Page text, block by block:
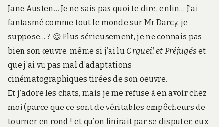
Jane Austen… Je ne sais pas quoi te dire, enfin… J’ai
fantasmé comme tout le monde sur Mr Darcy, je
suppose… ? 😉 Plus sérieusement, je ne connais pas
bien son œuvre, même si j’ai lu Orgueil et Préjugés et
que j’ai vu pas mal d’adaptations
cinématographiques tirées de son oeuvre.
Et j’adore les chats, mais je me refuse à en avoir chez
moi (parce que ce sont de véritables empêcheurs de
tourner en rond ! et qu’on finirait par se disputer, eux